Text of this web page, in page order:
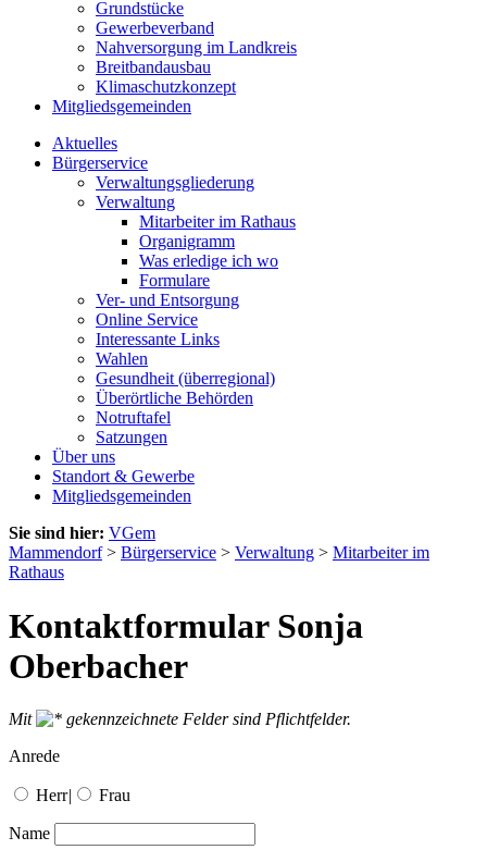
Grundstücke
Gewerbeverband
Nahversorgung im Landkreis
Breitbandausbau
Klimaschutzkonzept
Mitgliedsgemeinden
Aktuelles
Bürgerservice
Verwaltungsgliederung
Verwaltung
Mitarbeiter im Rathaus
Organigramm
Was erledige ich wo
Formulare
Ver- und Entsorgung
Online Service
Interessante Links
Wahlen
Gesundheit (überregional)
Überörtliche Behörden
Notruftafel
Satzungen
Über uns
Standort & Gewerbe
Mitgliedsgemeinden
Sie sind hier: VGem
Mammendorf> Bürgerservice > Verwaltung > Mitarbeiter im
Rathaus
Kontaktformular Sonja
Oberbacher
Mit
gekennzeichnete Felder sind Pflichtfelder.
Anrede
Herr| Frau
Name